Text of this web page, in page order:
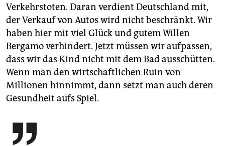
Verkehrstoten. Daran verdient Deutschland mit,
der Verkauf von Autos wird nicht beschränkt. Wir
haben hier mit viel Glück und gutem Willen
Bergamo verhindert. Jetzt müssen wir aufpassen,
dass wir das Kind nicht mit dem Bad ausschütten.
Wenn man den wirtschaftlichen Ruin von
Millionen hinnimmt, dann setzt man auch deren
Gesundheit aufs Spiel.
